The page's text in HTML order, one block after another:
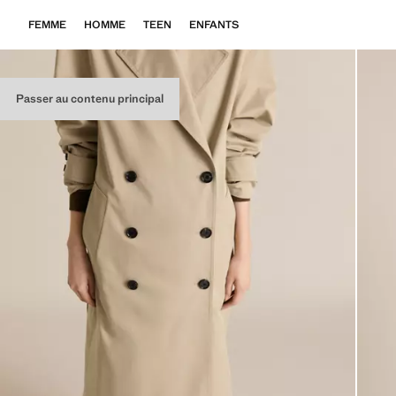
Passer au contenu principal
FEMME HOMME TEEN ENFANTS